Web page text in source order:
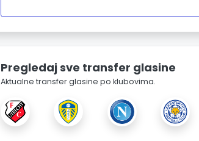
Pregledaj sve transfer glasine
Aktualne transfer glasine po klubovima.